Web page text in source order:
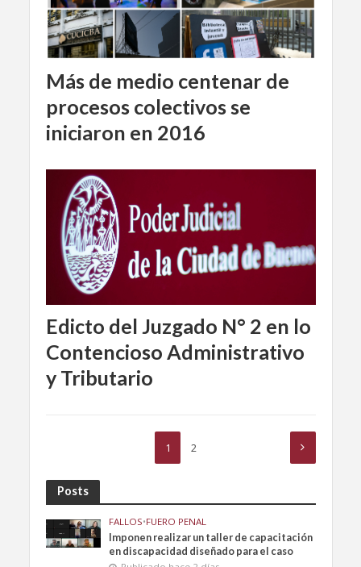
Más de medio centenar de
procesos colectivos se
iniciaron en 2016
Edicto del Juzgado N° 2 en lo
Contencioso Administrativo
y Tributario
1 2
Posts
FALLOS•FUERO PENAL
Imponen realizar un taller de capacitación
en discapacidad diseñado para el caso